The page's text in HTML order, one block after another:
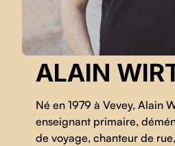
ALAIN
Né en 1979 à Vevey, Alain
enseignant primaire,
de voyage, chanteur de